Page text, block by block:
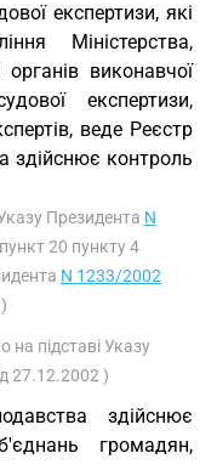
експертизи, які
Міністерства,
виконавчої
експертизи,
веде Реєстр
здійснює контроль
Президента N
20 пункту 4
N 1233/2002
на підставі Указу
27.12.2002 )
здійснює
громадян,